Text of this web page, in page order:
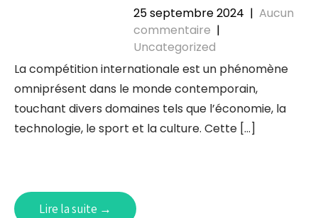
25 septembre 2024 | Aucun
commentaire |
Uncategorized
La compétition internationale est un phénomène
omniprésent dans le monde contemporain,
touchant divers domaines tels que l’économie, la
technologie, le sport et la culture. Cette […]
Lire la suite →